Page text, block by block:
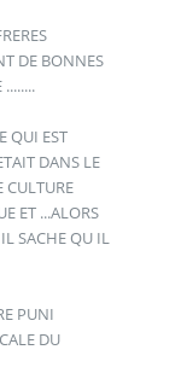
DE BONNES
........
QUI EST
DANS LE
CULTURE
ET ...ALORS
SACHE QU IL
PUNI
DU